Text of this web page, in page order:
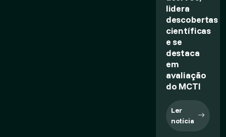
lidera
descobertas
científicas
e se
destaca
em
avaliação
do MCTI
Ler
notícia